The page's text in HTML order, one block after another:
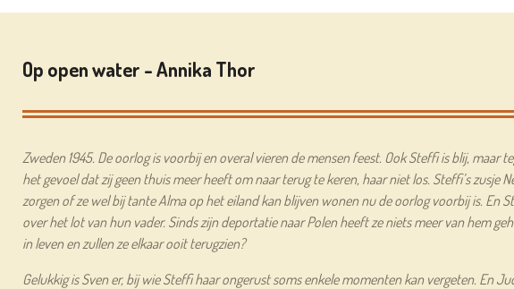
Op open water - Annika Thor
Zweden 1945. De oorlog is voorbij en overal vieren de mensen feest. Ook Steffi is blij, maar
het gevoel dat zij geen thuis meer heeft om naar terug te keren, haar niet los. Steffi’s zusje
zorgen of ze wel bij tante Alma op het eiland kan blijven wonen nu de oorlog voorbij is. En
over het lot van hun vader. Sinds zijn deportatie naar Polen heeft ze niets meer van hem
in leven en zullen ze elkaar ooit terugzien?
Gelukkig is Sven er, bij wie Steffi haar ongerust soms enkele momenten kan vergeten. En